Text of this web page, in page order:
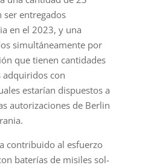
ser entregados
en el 2023, y una
simultáneamente por
que tienen cantidades
adquiridos con
estarían dispuestos a
autorizaciones de Berlin
contribuido al esfuerzo
baterías de misiles sol-